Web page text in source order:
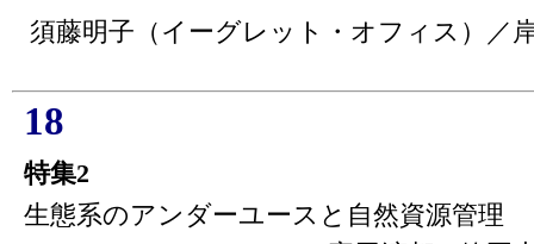
須藤明子（イーグレット・オフィス）／
18
特集2
生態系のアンダーユースと自然資源管理